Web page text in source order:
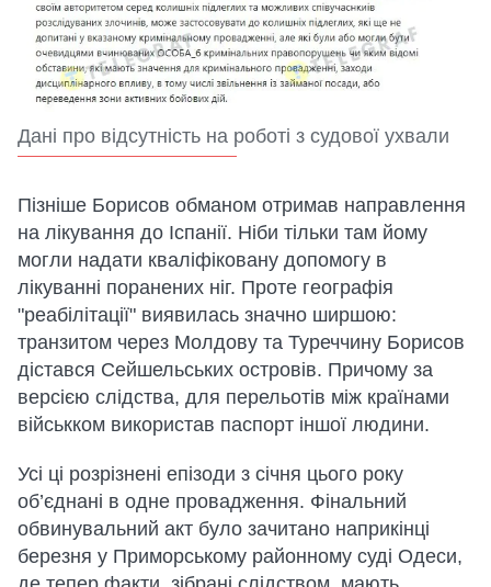
Дані про відсутність на роботі з судової ухвали
Пізніше Борисов обманом отримав направлення
на лікування до Іспанії. Ніби тільки там йому
могли надати кваліфіковану допомогу в
лікуванні поранених ніг. Проте географія
"реабілітації" виявилась значно ширшою:
транзитом через Молдову та Туреччину Борисов
дістався Сейшельських островів. Причому за
версією слідства, для перельотів між країнами
військком використав паспорт іншої людини.
Усі ці розрізнені епізоди з січня цього року
об’єднані в одне провадження. Фінальний
обвинувальний акт було зачитано наприкінці
березня у Приморському районному суді Одеси,